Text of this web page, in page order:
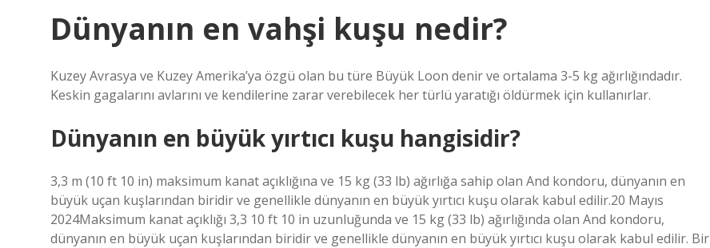
Dünyanın en vahşi kuşu nedir?
Kuzey Avrasya ve Kuzey Amerika’ya özgü olan bu türe Büyük Loon denir ve ortalama 3-5 kg ​​ağırlığındadır.
Keskin gagalarını avlarını ve kendilerine zarar verebilecek her türlü yaratığı öldürmek için kullanırlar.
Dünyanın en büyük yırtıcı kuşu hangisidir?
3,3 m (10 ft 10 in) maksimum kanat açıklığına ve 15 kg (33 lb) ağırlığa sahip olan And kondoru, dünyanın en
büyük uçan kuşlarından biridir ve genellikle dünyanın en büyük yırtıcı kuşu olarak kabul edilir.20 Mayıs
2024Maksimum kanat açıklığı 3,3 10 ft 10 in uzunluğunda ve 15 kg (33 lb) ağırlığında olan And kondoru,
dünyanın en büyük uçan kuşlarından biridir ve genellikle dünyanın en büyük yırtıcı kuşu olarak kabul edilir. Bir